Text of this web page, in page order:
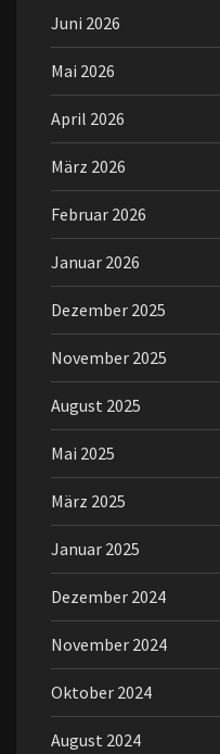
Juni 2026
Mai 2026
April 2026
März 2026
Februar 2026
Januar 2026
Dezember 2025
November 2025
August 2025
Mai 2025
März 2025
Januar 2025
Dezember 2024
November 2024
Oktober 2024
August 2024